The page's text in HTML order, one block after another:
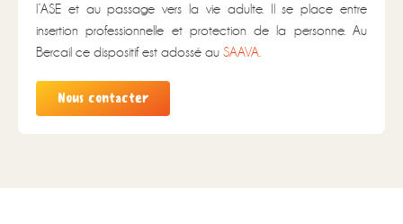
l’ASE et au passage vers la vie adulte. Il se place entre
insertion professionnelle et protection de la personne. Au
Bercail ce dispositif est adossé au SAAVA.
Nous contacter